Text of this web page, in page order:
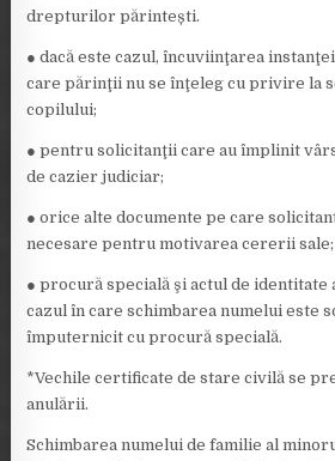
drepturilor părintești.
● dacă este cazul, încuviinţarea
care părinţii nu se înţeleg cu privire la
copilului;
● pentru solicitanţii care au împlinit
de cazier judiciar;
● orice alte documente pe care
necesare pentru motivarea cererii sale;
● procură specială şi actul de
cazul în care schimbarea numelui este
împuternicit cu procură specială.
*Vechile certificate de stare civilă se
anulării.
Schimbarea numelui de familie al